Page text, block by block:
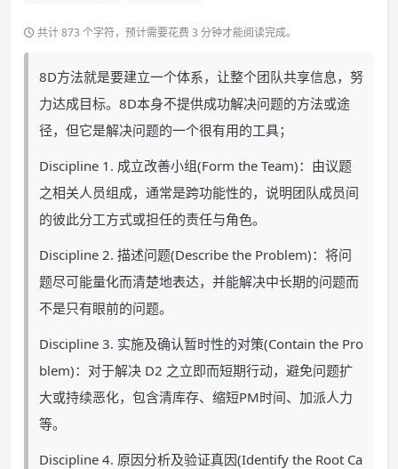
共计 873 个字符，预计需要花费 3 分钟才能阅读完成。
8D方法就是要建立一个体系，让整个团队共享信息，努
力达成目标。8D本身不提供成功解决问题的方法或途
径，但它是解决问题的一个很有用的工具；
Discipline 1. 成立改善小组(Form the Team)：由议题
之相关人员组成，通常是跨功能性的，说明团队成员间
的彼此分工方式或担任的责任与角色。
Discipline 2. 描述问题(Describe the Problem)：将问
题尽可能量化而清楚地表达，并能解决中长期的问题而
不是只有眼前的问题。
Discipline 3. 实施及确认暂时性的对策(Contain the Pro
blem)：对于解决 D2 之立即而短期行动，避免问题扩
大或持续恶化，包含清库存、缩短PM时间、加派人力
等。
Discipline 4. 原因分析及验证真因(Identify the Root Ca